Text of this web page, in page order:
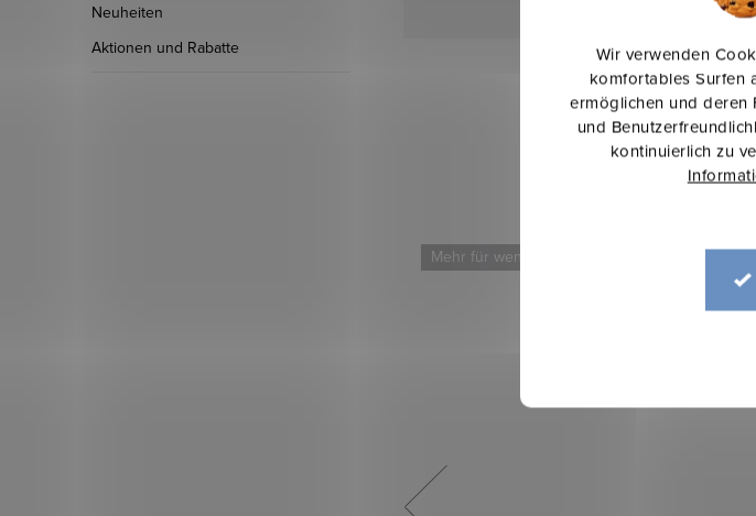
Wir verwenden
komfortables Surfen
ermöglichen und deren
und
kontinuierlich zu
Neuheiten
Aktionen und Rabatte
Mehr für weniger